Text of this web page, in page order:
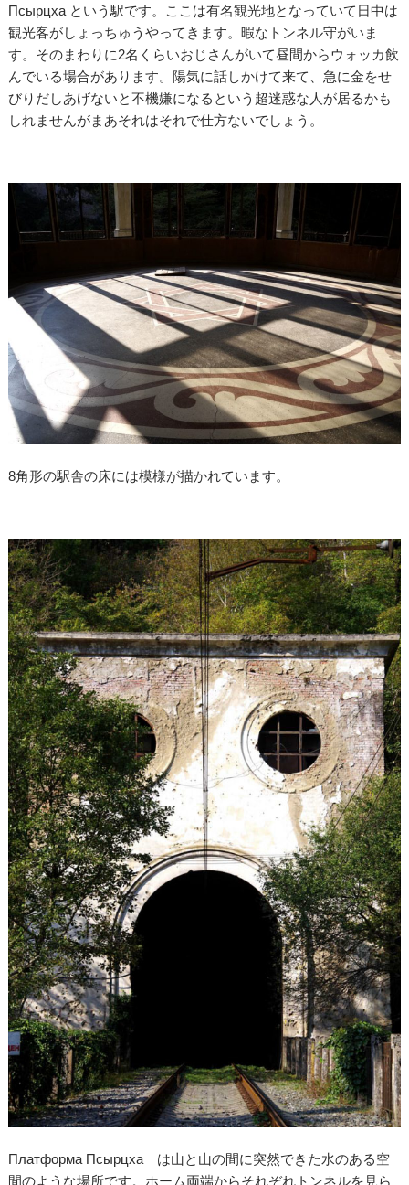
Псырцха という駅です。ここは有名観光地となっていて日中は
観光客がしょっちゅうやってきます。暇なトンネル守がいま
す。そのまわりに2名くらいおじさんがいて昼間からウォッカ飲
んでいる場合があります。陽気に話しかけて来て、急に金をせ
びりだしあげないと不機嫌になるという超迷惑な人が居るかも
しれませんがまあそれはそれで仕方ないでしょう。
8角形の駅舎の床には模様が描かれています。
Платформа Псырцха は山と山の間に突然できた水のある空
間のような場所です。ホーム両端からそれぞれトンネルを見ら